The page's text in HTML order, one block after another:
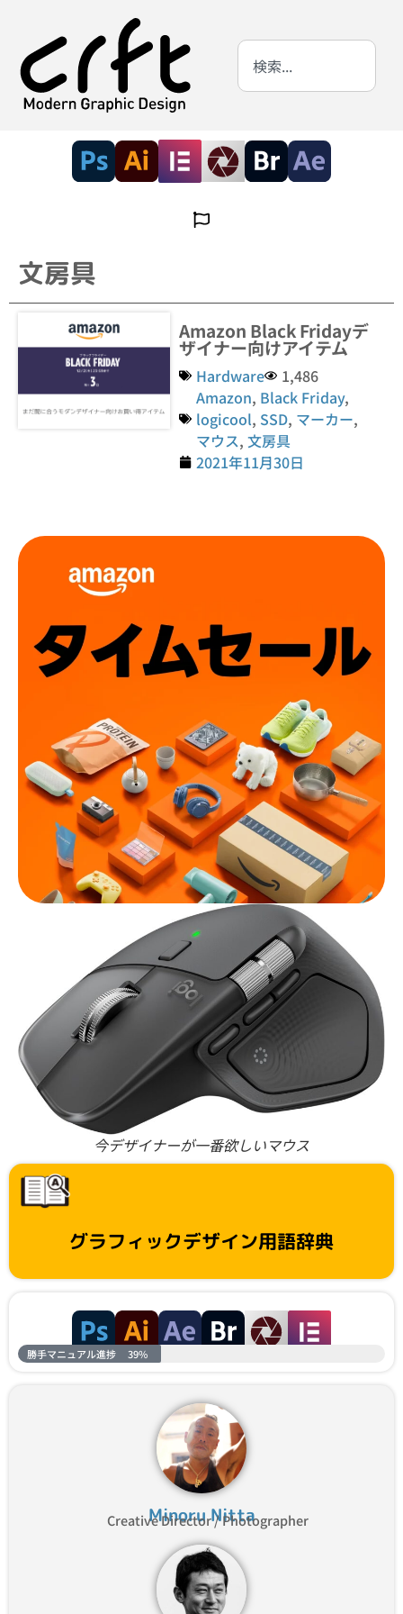
文房具
Amazon Black Fridayデ
ザイナー向けアイテム
Hardware
1,486
Amazon, Black Friday,
logicool, SSD, マーカー,
マウス,文房具
2021年11月30日
今デザイナーが一番欲しいマウス
グラフィックデザイン用語辞典
勝手マニュアル進捗 39%
Minoru Nitta
Creative Director / Photographer